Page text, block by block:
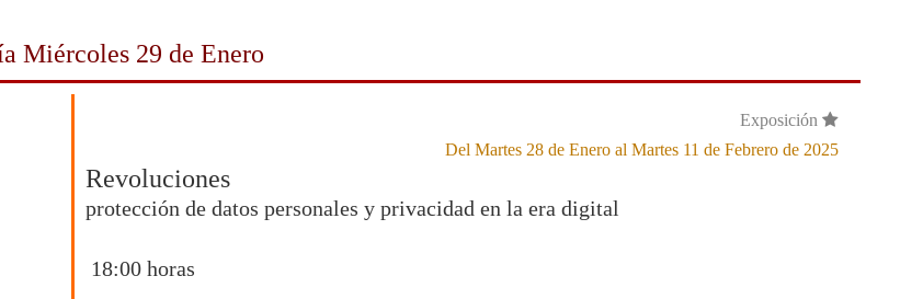
Miércoles 29 de Enero
Exposición
Del Martes 28 de Enero al Martes 11 de Febrero de 2025
Revoluciones
protección de datos personales y privacidad en la era digital
18:00 horas